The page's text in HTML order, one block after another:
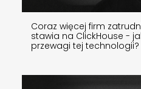
Coraz więcej firm
stawia na ClickHouse -
przewagi tej technologii?